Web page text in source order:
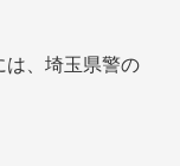
は、埼玉県警の